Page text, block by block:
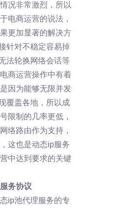
非常激烈，所以
电商运营的说法，
更加显著的解决方
针对不稳定容易掉
法轮换网络会话等
商运营操作中有着
因为能够无限并发
覆盖各地，所以成
限制的几率更低，
络路由作为支持，
这也是动态ip服务
中达到要求的关键
务协议
池代理服务的专